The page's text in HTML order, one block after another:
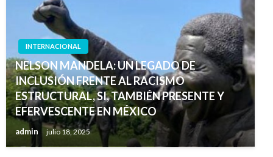
INTERNACIONAL
NELSON MANDELA: UN LEGADO DE
INCLUSIÓN FRENTE AL RACISMO
ESTRUCTURAL, SI, TAMBIÉN PRESENTE Y
EFERVESCENTE EN MÉXICO
admin julio 18, 2025